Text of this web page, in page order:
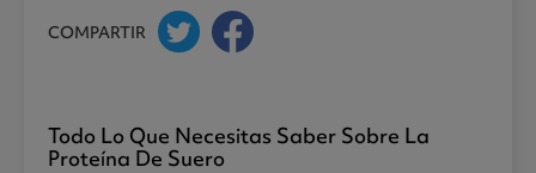
COMPARTIR
Todo Lo Que Necesitas Saber Sobre La
Proteína De Suero